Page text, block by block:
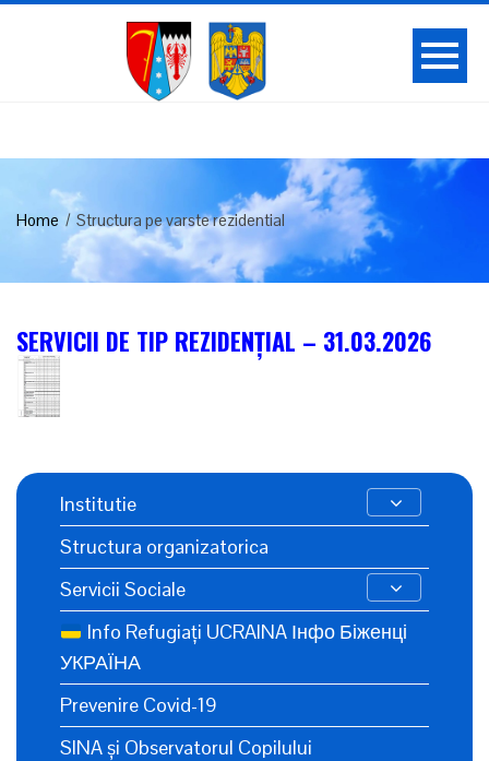
Home Structura pe varste rezidential
SERVICII DE TIP REZIDENȚIAL – 31.03.2026
Institutie
Structura organizatorica
Servicii Sociale
Info Refugiați UCRAINA Інфо Біженці
УКРАЇНА
Prevenire Covid-19
SINA și Observatorul Copilului